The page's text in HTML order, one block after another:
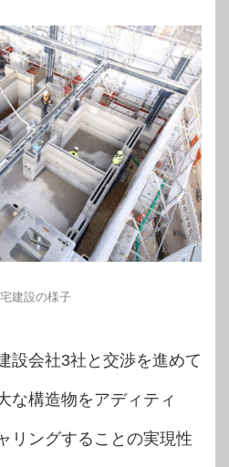
建設の様子
設会社3社と交渉を進めて
な構造物をアディティ
リングすることの実現性